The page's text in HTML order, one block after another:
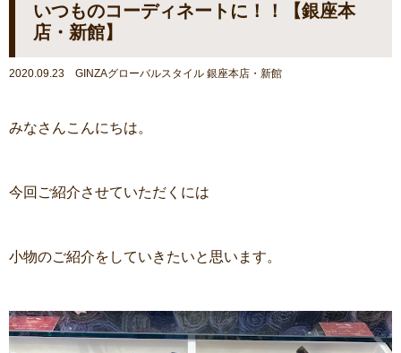
いつものコーディネートに！！【銀座本
店・新館】
2020.09.23 GINZAグローバルスタイル 銀座本店・新館
みなさんこんにちは。
今回ご紹介させていただくには
小物のご紹介をしていきたいと思います。